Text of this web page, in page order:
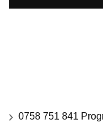
0758 751 841